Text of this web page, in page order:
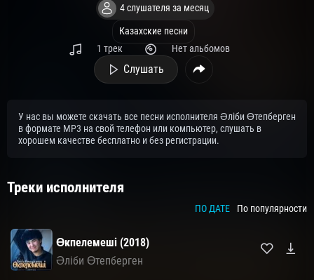
4 слушателя за месяц
Казахские песни
1 трек
Нет альбомов
Слушать
У нас вы можете скачать все песни исполнителя Әліби Өтепберген
в формате MP3 на свой телефон или компьютер, слушать в
хорошем качестве бесплатно и без регистрации.
Треки исполнителя
ПО ДАТЕ По популярности
Өкпелемеші (2018)
Әліби Өтепберген